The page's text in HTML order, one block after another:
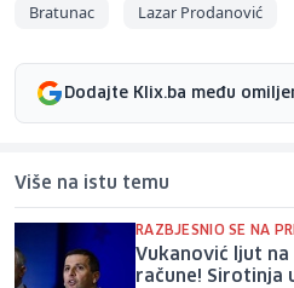
Bratunac Lazar Prodanović
Dodajte Klix.ba među
Više na istu temu
RAZBJESNIO SE NA
Vukanović ljut
račune! Sirotinja